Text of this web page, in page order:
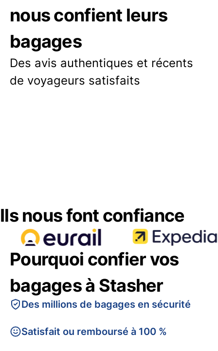
nous confient leurs
bagages
Des avis authentiques et récents
de voyageurs satisfaits
Ils nous font confiance
Pourquoi confier vos
bagages à Stasher
Des millions de bagages en sécurité
Satisfait ou remboursé à 100 %